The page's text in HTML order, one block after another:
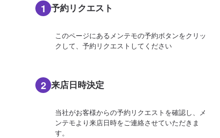
1 予約リクエスト
このページにあるメンテモの予約ボタンをクリッ
クして、予約リクエストしてください
2 来店日時決定
当社がお客様からの予約リクエストを確認し、メ
ンテモより来店日時をご連絡させていただきま
す。